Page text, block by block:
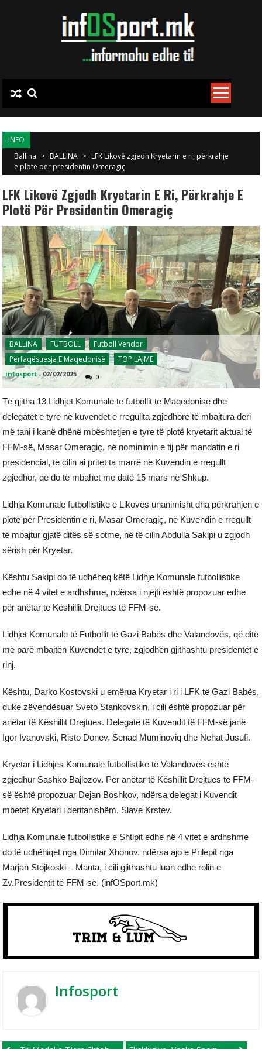
INFO
Ballina > BALLINA > LFK Likovë zgjedh Kryetarin e ri, përkrahje
e plotë për presidentin Omeragiç
LFK Likovë Zgjedh Kryetarin E Ri, Përkrahje E
Plotë Për Presidentin Omeragiç
BALLINA FUTBOLL
Futboll Vendor
Përfaqësuesja E Maqedonisë
TOP LAJME
infosport - 02/02/2025 0
Të gjitha 13 Lidhjet Komunale të futbollit të Maqedonisë dhe
delegatët e tyre në kuvendet e rregullta zgjedhore të mbajtura deri
më tani i kanë dhënë mbështetjen e tyre të plotë kryetarit aktual të
FFM-së, Masar Omeragiç, në nominimin e tij për mandatin e ri
presidencial, të cilin ai pritet ta marrë në Kuvendin e rregullt
zgjedhor, që do të mbahet me datë 15 mars në Shkup.
Lidhja Komunale futbollistike e Likovës unanimisht dha përkrahjen e
plotë për Presidentin e ri, Masar Omeragiç, në Kuvendin e rregullt
të mbajtur gjatë ditës së sotme, në të cilin Abdulla Sakipi u zgjodh
sërish për Kryetar.
Kështu Sakipi do të udhëheq këtë Lidhje Komunale futbollistike
edhe në 4 vitet e ardhshme, ndërsa i njëjti është propozuar edhe
për anëtar të Këshillit Drejtues të FFM-së.
Lidhjet Komunale të Futbollit të Gazi Babës dhe Valandovës, që ditë
më parë mbajtën Kuvendet e tyre, zgjodhën gjithashtu presidentët e
rinj.
Kështu, Darko Kostovski u emërua Kryetar i ri i LFK të Gazi Babës,
duke zëvendësuar Sveto Stankovskin, i cili është propozuar për
anëtar të Këshillit Drejtues. Delegatë të Kuvendit të FFM-së janë
Igor Ivanovski, Risto Donev, Senad Muminoviq dhe Nehat Jusufi.
Kryetar i Lidhjes Komunale futbollistike të Valandovës është
zgjedhur Sashko Bajlozov. Për anëtar të Këshillit Drejtues të FFM-
së është propozuar Dejan Boshkov, ndërsa delegat i Kuvendit
mbetet Kryetari i deritanishëm, Slave Krstev.
Lidhja Komunale futbollistike e Shtipit edhe në 4 vitet e ardhshme
do të udhëhiqet nga Dimitar Xhonov, ndërsa ajo e Prilepit nga
Marjan Stojkoski – Manta, i cili gjithashtu luan edhe rolin e
Zv.Presidentit të FFM-së. (infOSport.mk)
Infosport